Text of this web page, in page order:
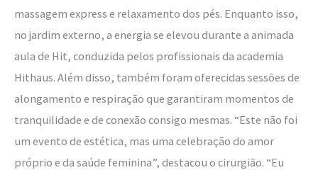
massagem express e relaxamento dos pés. Enquanto isso,
no jardim externo, a energia se elevou durante a animada
aula de Hit, conduzida pelos profissionais da academia
Hithaus. Além disso, também foram oferecidas sessões de
alongamento e respiração que garantiram momentos de
tranquilidade e de conexão consigo mesmas. “Este não foi
um evento de estética, mas uma celebração do amor
próprio e da saúde feminina”, destacou o cirurgião. “Eu